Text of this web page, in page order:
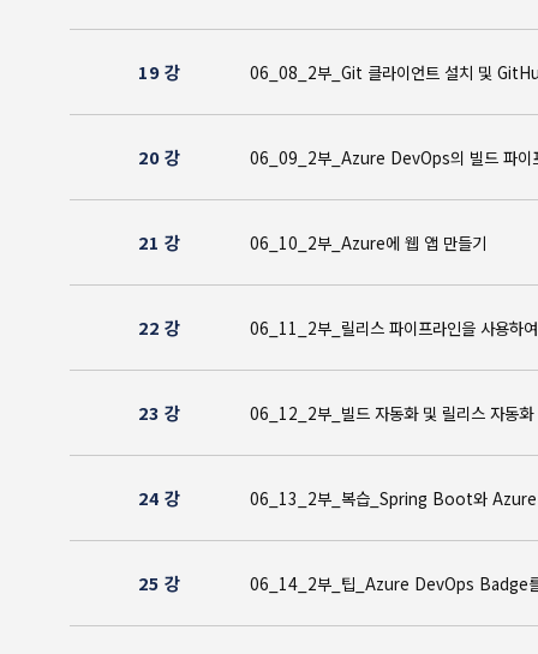
19 강 06_08_2부_Git 클라이언트 설치 및
20 강 06_09_2부_Azure DevOps의 빌드
21 강 06_10_2부_Azure에 웹 앱 만들기
22 강 06_11_2부_릴리스 파이프라인을 사
23 강 06_12_2부_빌드 자동화 및 릴리스
24 강 06_13_2부_복습_Spring Boot와
25 강 06_14_2부_팁_Azure DevOps